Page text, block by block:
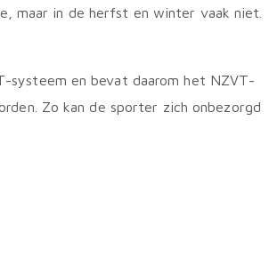
maar in de herfst en winter vaak niet.
systeem en bevat daarom het NZVT-
Zo kan de sporter zich onbezorgd